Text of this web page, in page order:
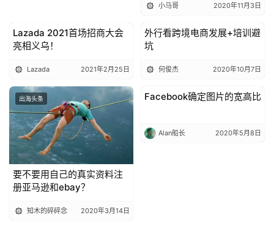
小马哥 2020年11月3日
出海头条
Lazada 2021首场招商大会
亮相义乌！
Lazada 2021年2月25日
出海头条
外行看跨境电商发展+培训避
坑
何俊杰 2020年10月7日
出海头条
要不要用自己的真实资料注
册亚马逊和ebay？
知木的碎碎念 2020年3月14日
出海头条
Facebook确定图片的宽高比
Alan船长 2020年5月8日